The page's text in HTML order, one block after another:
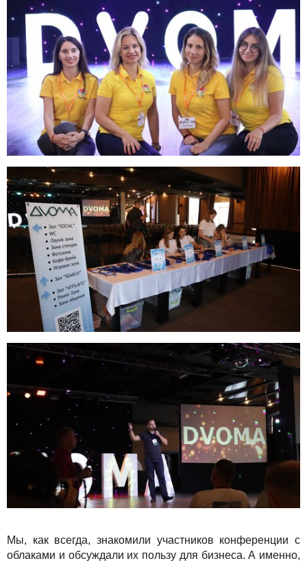
Мы, как всегда, знакомили участников конференции с
облаками и обсуждали их пользу для бизнеса. А именно,